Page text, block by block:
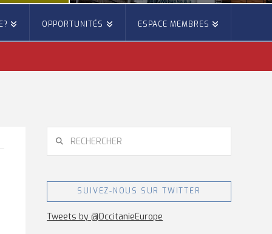
ACTUALITÉ DE L'UNION EUROPÉENNE, ACTUALITÉ DE LA REPRÉSENTATION D’OCCITANIE EUROPE, ÉNERGIE - ENVIRONNEMENT - CLIMAT, FORÊTS
OPPORTUNITÉS ESPACE MEMBRES
SUIVEZ-NOUS SUR TWITTER
Tweets by @OccitanieEurope